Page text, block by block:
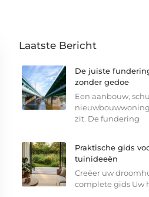
Laatste Bericht
De juiste
zonder gedoe
Een aanbouw,
zit. De fundering
Praktische gids
tuinideeën
Creëer uw
complete gids Uw